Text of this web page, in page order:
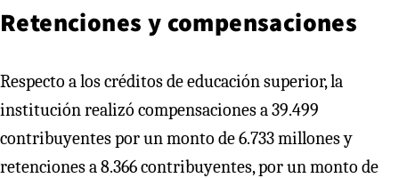
Retenciones y compensaciones
Respecto a los créditos de educación superior, la
institución realizó compensaciones a 39.499
contribuyentes por un monto de 6.733 millones y
retenciones a 8.366 contribuyentes, por un monto de